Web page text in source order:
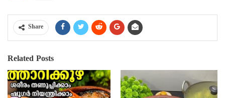
Share
Related Posts